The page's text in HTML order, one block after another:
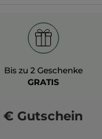
Bis zu 2 Geschenke
GRATIS
€ Gutschein